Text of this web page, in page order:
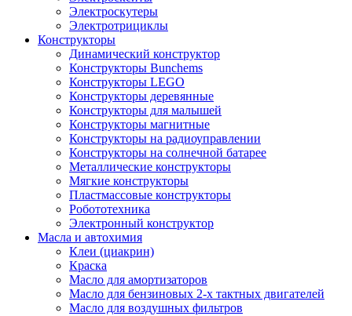
Электроскутеры
Электротрициклы
Конструкторы
Динамический конструктор
Конструкторы Bunchems
Конструкторы LEGO
Конструкторы деревянные
Конструкторы для малышей
Конструкторы магнитные
Конструкторы на радиоуправлении
Конструкторы на солнечной батарее
Металлические конструкторы
Мягкие конструкторы
Пластмассовые конструкторы
Робототехника
Электронный конструктор
Масла и автохимия
Клеи (циакрин)
Краска
Масло для амортизаторов
Масло для бензиновых 2-х тактных двигателей
Масло для воздушных фильтров